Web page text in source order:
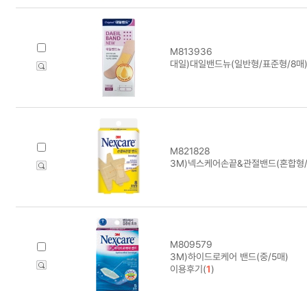
M813936
대일)대일밴드뉴(일반형/표준형/8매)
M821828
3M)넥스케어손끝&관절밴드(혼합
M809579
3M)하이드로케어 밴드(중/5매)
이용후기(1)